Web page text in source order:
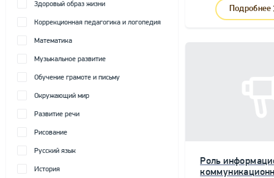
Здоровый образ жизни
Коррекционная педагогика и логопедия
Математика
Музыкальное развитие
Обучение грамоте и письму
Окружающий мир
Развитие речи
Рисование
Русский язык
История
Подробнее
Роль